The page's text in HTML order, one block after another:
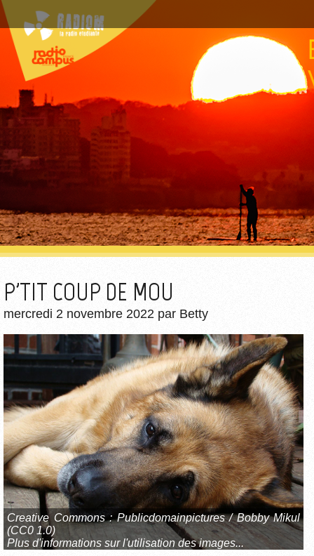
P'TIT COUP DE MOU
mercredi 2 novembre 2022 par Betty
Creative Commons :Publicdomainpictures / Bobby Mikul
(CC0 1.0)
Plus d'informations sur l'utilisation des images...